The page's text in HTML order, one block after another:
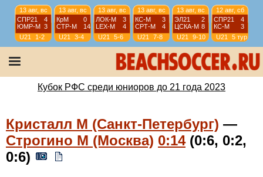
13 авг, вс
СПР21
4
ЮМР-М 3
U21
1-2
13 авг, вс
КрМ
0
СТР-М
14
U21
3-4
13 авг, вс
ЛОК-М
3
LEX-М
4
U21
5-6
13 авг, вс
КС-М
3
СРТ-М
4
U21
7-8
13 авг, вс
ЭЛ21
2
ЦСКА-М 8
U21
9-10
12 авг, сб
СПР21
4
КС-М
3
U21
5 тур
12 авг, сб
ЦСКА-М 3
9
12 авг, сб
ЮМР-М
5
СРТ-М
2
11 авг, пт
ЛОК-М
6
КС-М
4
Кубок РФС среди юниоров до 21 года 2023
Кристалл М (Санкт-Петербург) —
Строгино М (Москва) 0:14(0:6, 0:2,
0:6)